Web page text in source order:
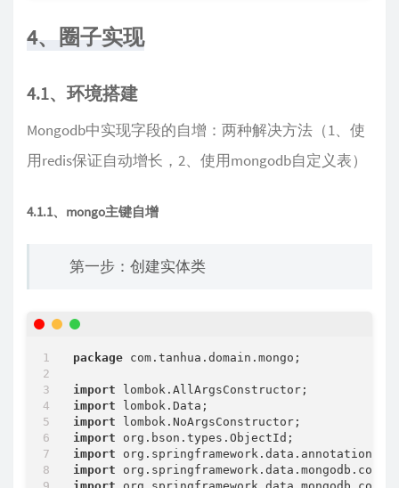
4、圈子实现
4.1、环境搭建
Mongodb中实现字段的自增：两种解决方法（1、使
用redis保证自动增长，2、使用mongodb自定义表）
4.1.1、mongo主键自增
第一步：创建实体类
package com.tanhua.domain.mongo;
import
import
import
import
import
import